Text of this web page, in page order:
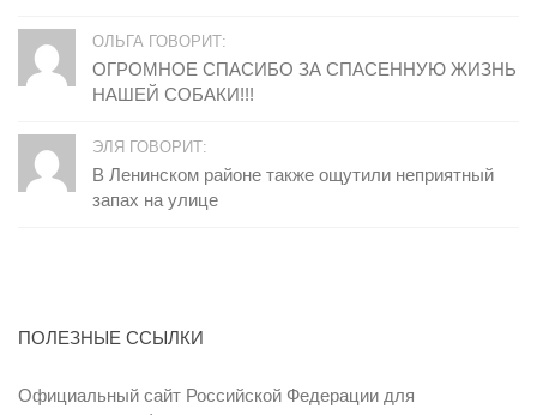
ОЛЬГА ГОВОРИТ:
ОГРОМНОЕ СПАСИБО ЗА СПАСЕННУЮ ЖИЗНЬ
НАШЕЙ СОБАКИ!!!
ЭЛЯ ГОВОРИТ:
В Ленинском районе также ощутили неприятный
запах на улице
ПОЛЕЗНЫЕ ССЫЛКИ
Официальный сайт Российской Федерации для